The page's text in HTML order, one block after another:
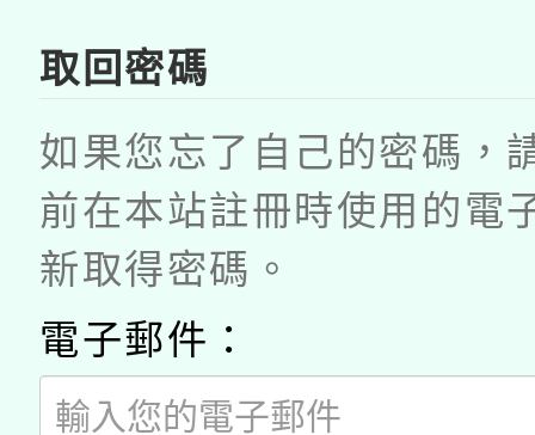
取回密碼
如果您忘了自己的密碼，
前在本站註冊時使用的電
新取得密碼。
電子郵件：